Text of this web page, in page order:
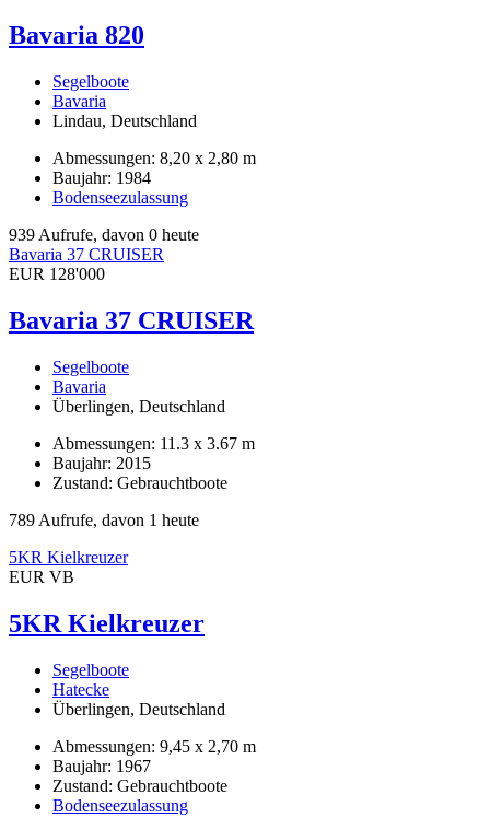
Bavaria 820
Segelboote
Bavaria
Lindau, Deutschland
Abmessungen: 8,20 x 2,80 m
Baujahr: 1984
Bodenseezulassung
939 Aufrufe, davon 0 heute
Bavaria 37 CRUISER
EUR 128'000
Bavaria 37 CRUISER
Segelboote
Bavaria
Überlingen, Deutschland
Abmessungen: 11.3 x 3.67 m
Baujahr: 2015
Zustand: Gebrauchtboote
789 Aufrufe, davon 1 heute
5KR Kielkreuzer
EUR VB
5KR Kielkreuzer
Segelboote
Hatecke
Überlingen, Deutschland
Abmessungen: 9,45 x 2,70 m
Baujahr: 1967
Zustand: Gebrauchtboote
Bodenseezulassung